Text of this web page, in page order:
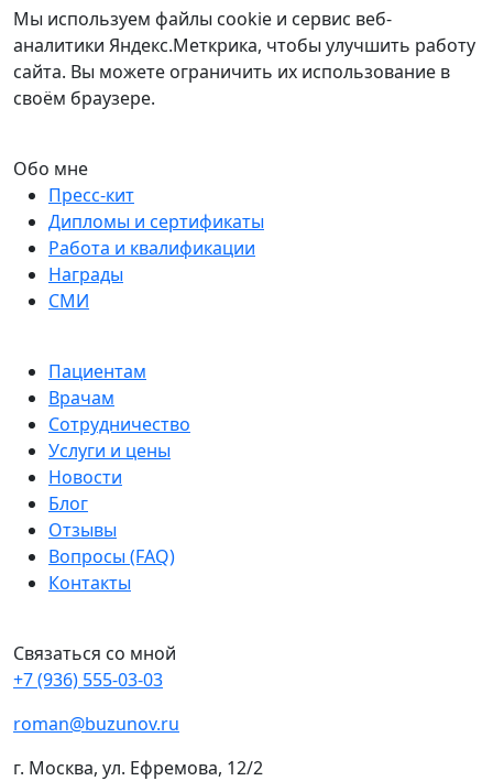
Мы используем файлы cookie и сервис веб-
аналитики Яндекс.Меткрика, чтобы улучшить работу
сайта. Вы можете ограничить их использование в
своём браузере.
Обо мне
Пресс-кит
Дипломы и сертификаты
Работа и квалификации
Награды
СМИ
Пациентам
Врачам
Сотрудничество
Услуги и цены
Новости
Блог
Отзывы
Вопросы (FAQ)
Контакты
Связаться со мной
+7 (936) 555-03-03
roman@buzunov.ru
г. Москва, ул. Ефремова, 12/2